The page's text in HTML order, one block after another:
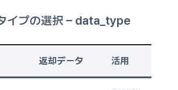
イプの選択 – data_type
返却データ 活用